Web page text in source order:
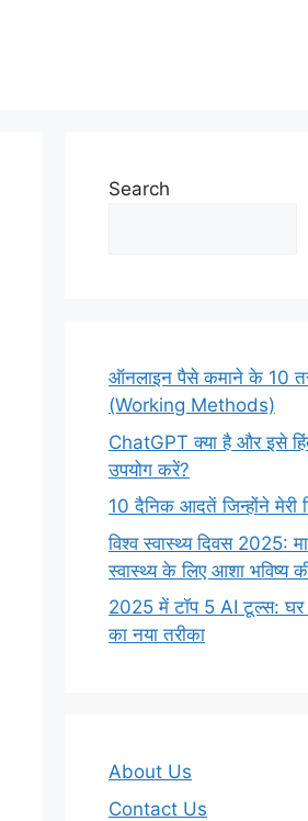
Search
ऑनलाइन पैसे कमाने के 10
(Working Methods)
ChatGPT क्या है और इसे
उपयोग करें?
10 दैनिक आदतें जिन्होंने मेरी
विश्व स्वास्थ्य दिवस 2025:
स्वास्थ्य के लिए आशा भविष्य
2025 में टॉप 5 AI टूल्स: घर
का नया तरीका
About Us
Contact Us